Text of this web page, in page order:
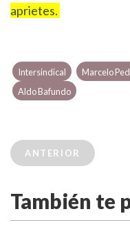
aprietes.
Intersindical Marcelo
Aldo Bafundo
ANTERIOR
También te